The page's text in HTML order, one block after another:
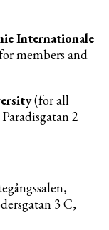
Internationale
members and
(for all
2
3 C,